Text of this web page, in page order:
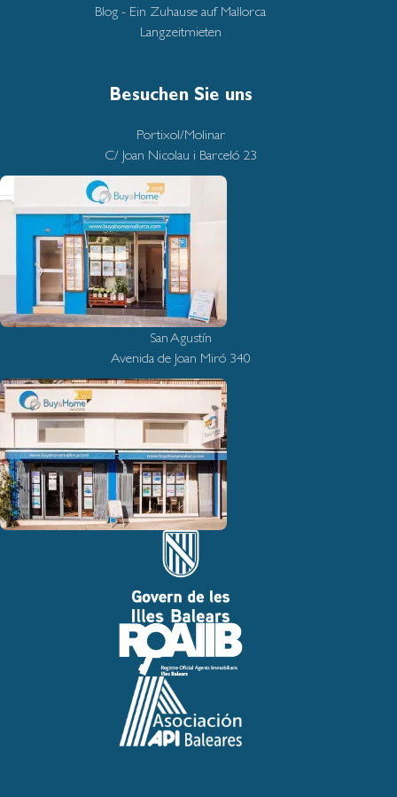
Blog - Ein Zuhause auf Mallorca
Langzeitmieten
Besuchen Sie uns
Portixol/Molinar
C/ Joan Nicolau i Barceló 23
San Agustín
Avenida de Joan Miró 340